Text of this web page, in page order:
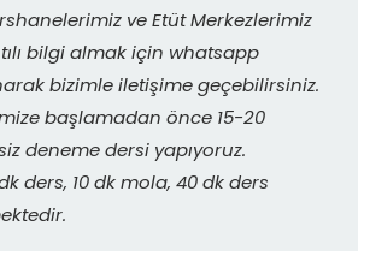
ve Etüt Merkezlerimiz
bilgi almak için whatsapp
bizimle iletişime geçebilirsiniz.
başlamadan önce 15-20
deneme dersi yapıyoruz.
ders, 10 dk mola, 40 dk ders